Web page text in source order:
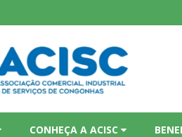
CONHEÇA A ACISC